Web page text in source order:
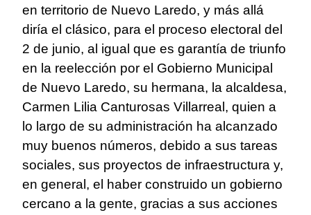
en territorio de Nuevo Laredo, y más allá
diría el clásico, para el proceso electoral del
2 de junio, al igual que es garantía de triunfo
en la reelección por el Gobierno Municipal
de Nuevo Laredo, su hermana, la alcaldesa,
Carmen Lilia Canturosas Villarreal, quien a
lo largo de su administración ha alcanzado
muy buenos números, debido a sus tareas
sociales, sus proyectos de infraestructura y,
en general, el haber construido un gobierno
cercano a la gente, gracias a sus acciones